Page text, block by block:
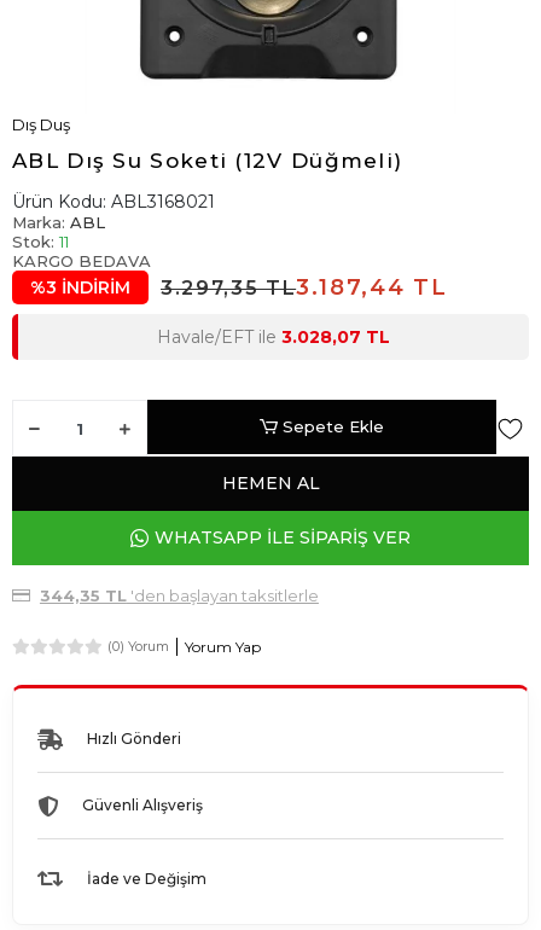
Dış Duş
ABL Dış Su Soketi (12V Düğmeli)
Ürün Kodu: ABL3168021
Marka: ABL
Stok: 11
KARGO BEDAVA
%3 İNDİRİM 3.297,35 TL3.187,44 TL
Havale/EFT ile 3.028,07 TL
Sepete Ekle
HEMEN AL
WHATSAPP İLE SİPARİŞ VER
344,35 TL'den başlayan taksitlerle
(0) Yorum Yorum Yap
Hızlı Gönderi
Güvenli Alışveriş
İade ve Değişim